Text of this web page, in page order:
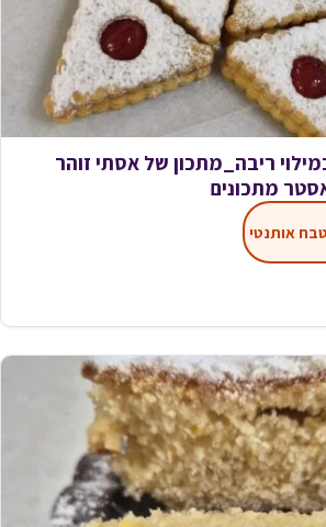
ריבה_מתכון של אסתי זוהר
מתכונים
אותנטי